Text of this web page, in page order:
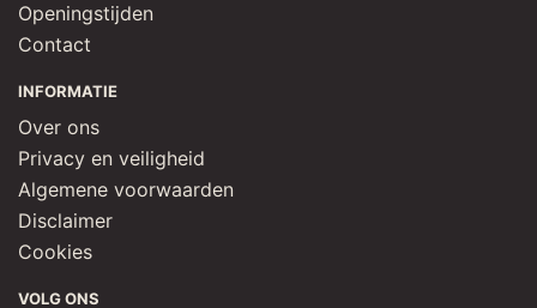
Openingstijden
Contact
INFORMATIE
Over ons
Privacy en veiligheid
Algemene voorwaarden
Disclaimer
Cookies
VOLG ONS